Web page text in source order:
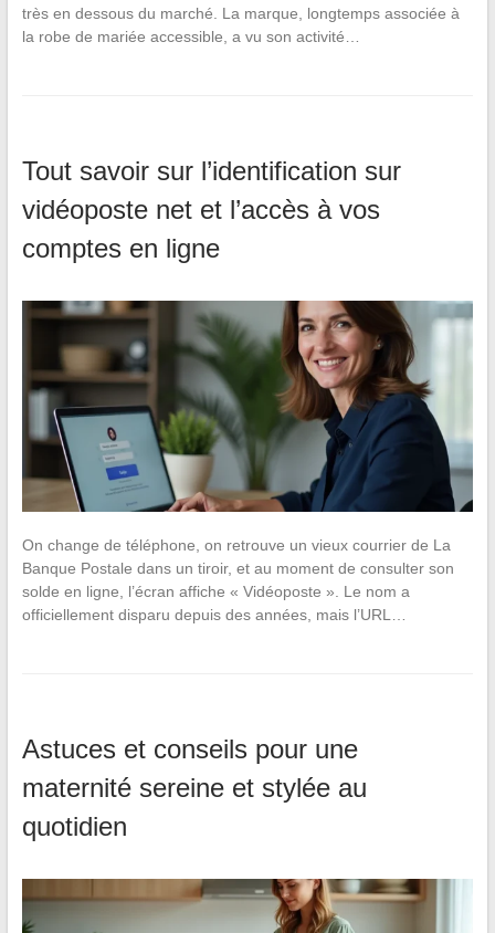
très en dessous du marché. La marque, longtemps associée à
la robe de mariée accessible, a vu son activité…
Tout savoir sur l’identification sur
vidéoposte net et l’accès à vos
comptes en ligne
On change de téléphone, on retrouve un vieux courrier de La
Banque Postale dans un tiroir, et au moment de consulter son
solde en ligne, l’écran affiche « Vidéoposte ». Le nom a
officiellement disparu depuis des années, mais l’URL…
Astuces et conseils pour une
maternité sereine et stylée au
quotidien